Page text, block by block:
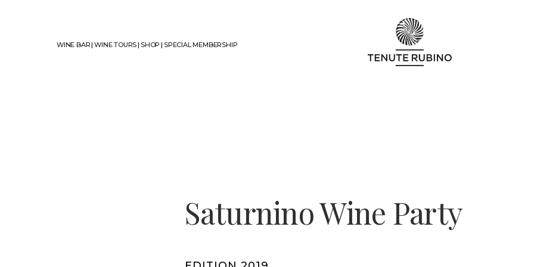
WINE BAR| WINE TOURS| SHOP | SPECIAL MEMBERSHIP
Saturnino Wine Party